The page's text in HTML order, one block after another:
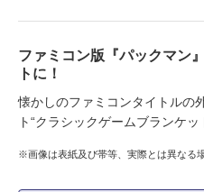
ファミコン版『パックマン
トに！
懐かしのファミコンタイトルの
ト“クラシックゲームブランケッ
※画像は表紙及び帯等、実際とは異なる